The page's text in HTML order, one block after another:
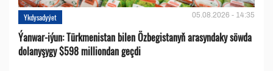
Ykdysadyýet 05.08.2026 - 14:35
Ýanwar-iýun: Türkmenistan bilen Özbegistanyň arasyndaky söwda
dolanyşygy $598 milliondan geçdi